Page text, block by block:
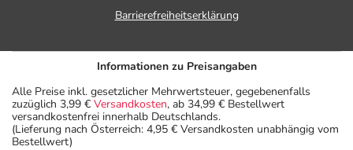
Barrierefreiheitserklärung
Informationen zu Preisangaben
Alle Preise inkl. gesetzlicher Mehrwertsteuer, gegebenenfalls
zuzüglich 3,99 € Versandkosten, ab 34,99 € Bestellwert
versandkostenfrei innerhalb Deutschlands.
(Lieferung nach Österreich: 4,95 € Versandkosten unabhängig vom
Bestellwert)